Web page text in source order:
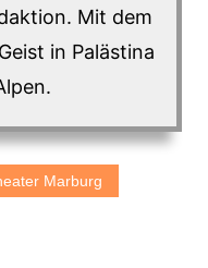
Mit dem
in Palästina
Marburg